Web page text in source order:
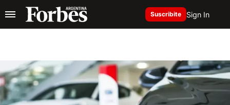
Suscribite Sign In